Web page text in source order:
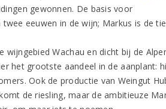
gewonnen. De basis voor
eeuwen in de wijn; Markus is de
Wachau en dicht bij de
het grootste aandeel in de aanplant:
Ook de productie van Weingut
de riesling, maar de ambitieuze